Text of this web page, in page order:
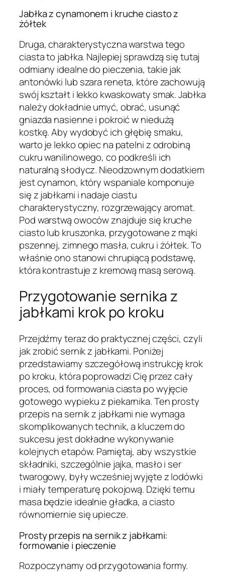
Jabłka z cynamonem i kruche ciasto z
żółtek
Druga, charakterystyczna warstwa tego
ciasta to jabłka. Najlepiej sprawdzą się tutaj
odmiany idealne do pieczenia, takie jak
antonówki lub szara reneta, które zachowują
swój kształt i lekko kwaskowaty smak. Jabłka
należy dokładnie umyć, obrać, usunąć
gniazda nasienne i pokroić w niedużą
kostkę. Aby wydobyć ich głębię smaku,
warto je lekko opiec na patelni z odrobiną
cukru wanilinowego, co podkreśli ich
naturalną słodycz. Nieodzownym dodatkiem
jest cynamon, który wspaniale komponuje
się z jabłkami i nadaje ciastu
charakterystyczny, rozgrzewający aromat.
Pod warstwą owoców znajduje się kruche
ciasto lub kruszonka, przygotowane z mąki
pszennej, zimnego masła, cukru i żółtek. To
właśnie ono stanowi chrupiącą podstawę,
która kontrastuje z kremową masą serową.
Przygotowanie sernika z
jabłkami krok po kroku
Przejdźmy teraz do praktycznej części, czyli
jak zrobić sernik z jabłkami. Poniżej
przedstawiamy szczegółową instrukcję krok
po kroku, która poprowadzi Cię przez cały
proces, od formowania ciasta po wyjęcie
gotowego wypieku z piekarnika. Ten prosty
przepis na sernik z jabłkami nie wymaga
skomplikowanych technik, a kluczem do
sukcesu jest dokładne wykonywanie
kolejnych etapów. Pamiętaj, aby wszystkie
składniki, szczególnie jajka, masło i ser
twarogowy, były wcześniej wyjęte z lodówki
i miały temperaturę pokojową. Dzięki temu
masa będzie idealnie gładka, a ciasto
równomiernie się upiecze.
Prosty przepis na sernik z jabłkami:
formowanie i pieczenie
Rozpoczynamy od przygotowania formy.